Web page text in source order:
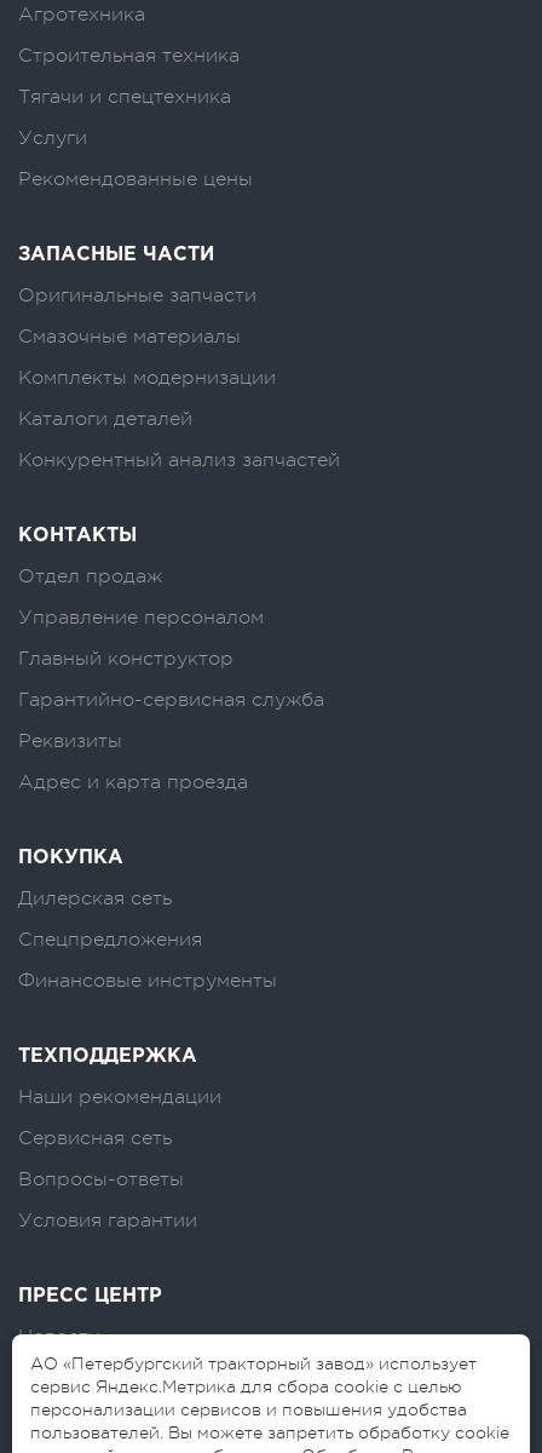
Агротехника
Строительная техника
Тягачи и спецтехника
Услуги
Рекомендованные цены
ЗАПАСНЫЕ ЧАСТИ
Оригинальные запчасти
Смазочные материалы
Комплекты модернизации
Каталоги деталей
Конкурентный анализ запчастей
КОНТАКТЫ
Отдел продаж
Управление персоналом
Главный конструктор
Гарантийно-сервисная служба
Реквизиты
Адрес и карта проезда
ПОКУПКА
Дилерская сеть
Спецпредложения
Финансовые инструменты
ТЕХПОДДЕРЖКА
Наши рекомендации
Сервисная сеть
Вопросы-ответы
Условия гарантии
ПРЕСС ЦЕНТР
Новости
Логотипы
Блог
АО «Петербургский тракторный завод» использует
сервис Яндекс.Метрика для сбора cookie с целью
персонализации сервисов и повышения удобства
пользователей. Вы можете запретить обработку cookie